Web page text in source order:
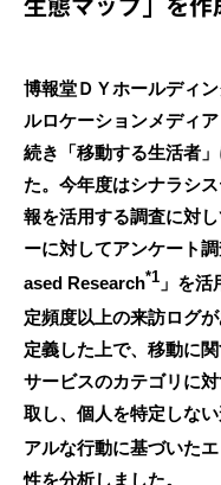
生態マップ」を
博報堂ＤＹホールディ
ルロケーションメディ
続き「移動する生活者
た。今年度はシナラシ
報を活用する調査に対
ーに対してアンケート
ased Research*1 」を
定頻度以上の来訪ログ
定義した上で、移動に
サービスのカテゴリに
取し、個人を特定しな
アルな行動に基づいた
性を分析しました。